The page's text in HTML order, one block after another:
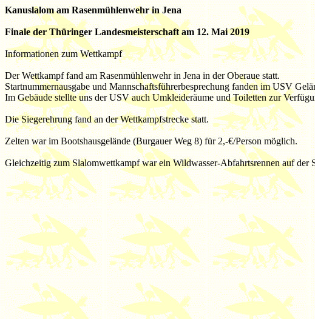
Kanuslalom am Rasenmühlenwehr in Jena
Finale der Thüringer Landesmeisterschaft am 12. Mai 2019
Informationen zum Wettkampf
Der Wettkampf fand am Rasenmühlenwehr in Jena in der Oberaue statt.
Startnummernausgabe und Mannschaftsführerbesprechung fanden im USV
Im Gebäude stellte uns der USV auch Umkleideräume und Toiletten zur
Die Siegerehrung fand an der Wettkampfstrecke statt.
Zelten war im Bootshausgelände (Burgauer Weg 8) für 2,-€/Person möglich.
Gleichzeitig zum Slalomwettkampf war ein Wildwasser-Abfahrtsrennen auf der